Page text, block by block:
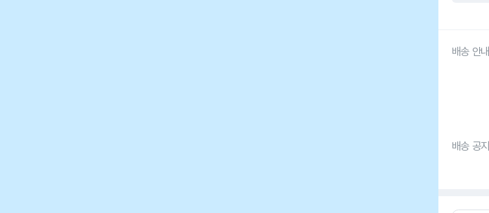
배송 안내
배송 공